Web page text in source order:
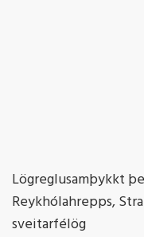
Lögreglusamþykkt
Reykhólahrepps,
sveitarfélög